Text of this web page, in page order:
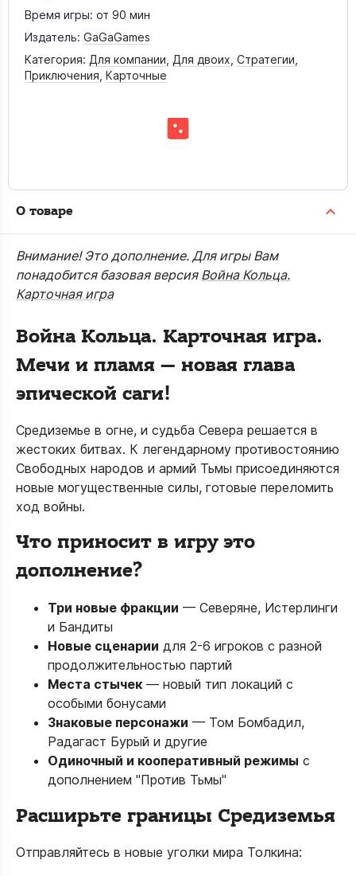
Время игры: от 90 мин
Издатель: GaGaGames
Категория: Для компании Для двоих Стратегии
Приключения Карточные
О товаре
Внимание! Это дополнение. Для игры Вам
понадобится базовая версия Война Кольца.
Карточная игра
Война Кольца. Карточная игра.
Мечи и пламя — новая глава
эпической саги!
Средиземье в огне, и судьба Севера решается в
жестоких битвах. К легендарному противостоянию
Свободных народов и армий Тьмы присоединяются
новые могущественные силы, готовые переломить
ход войны.
Что приносит в игру это
дополнение?
Три новые фракции — Северяне, Истерлинги
и Бандиты
Новые сценарии для 2-6 игроков с разной
продолжительностью партий
Места стычек — новый тип локаций с
особыми бонусами
Знаковые персонажи — Том Бомбадил,
Радагаст Бурый и другие
Одиночный и кооперативный режимы с
дополнением "Против Тьмы"
Расширьте границы Средиземья
Отправляйтесь в новые уголки мира Толкина: